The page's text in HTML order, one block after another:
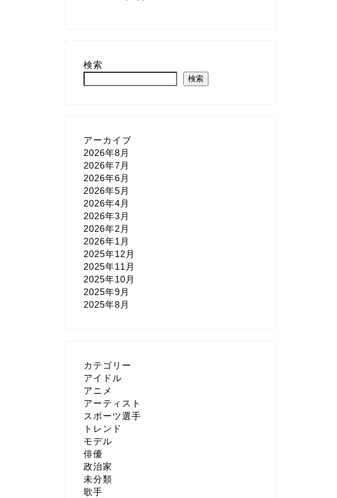
検索
検索
アーカイブ
2026年8月
2026年7月
2026年6月
2026年5月
2026年4月
2026年3月
2026年2月
2026年1月
2025年12月
2025年11月
2025年10月
2025年9月
2025年8月
カテゴリー
アイドル
アニメ
アーティスト
スポーツ選手
トレンド
モデル
俳優
政治家
未分類
歌手